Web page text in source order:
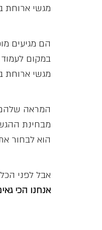
מגשי ארוחת
הם מגיעים
במקום לעמוד
מגשי ארוחת
המראה שלהם
מבחינת
הוא לבחור
אבל לפני
אנחנו הכי